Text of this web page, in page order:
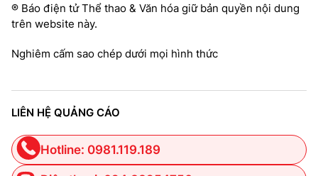
® Báo điện tử Thể thao & Văn hóa giữ bản quyền nội dung
trên website này.
Nghiêm cấm sao chép dưới mọi hình thức
LIÊN HỆ QUẢNG CÁO
Hotline: 0981.119.189